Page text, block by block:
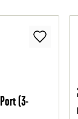
(3-